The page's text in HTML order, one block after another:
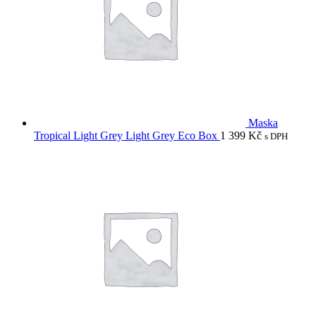
Maska
Tropical Light Grey Light Grey Eco Box 1 399 Kč s DPH